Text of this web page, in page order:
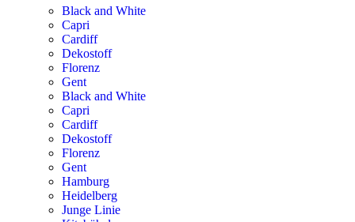
Black and White
Capri
Cardiff
Dekostoff
Florenz
Gent
Black and White
Capri
Cardiff
Dekostoff
Florenz
Gent
Hamburg
Heidelberg
Junge Linie